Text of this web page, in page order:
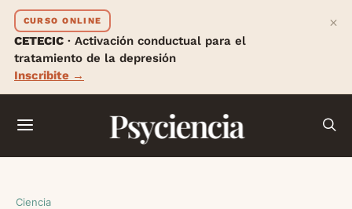
CURSO ONLINE
CETECIC · Activación conductual para el
tratamiento de la depresión
Inscribite →
×
Psyciencia
Ciencia